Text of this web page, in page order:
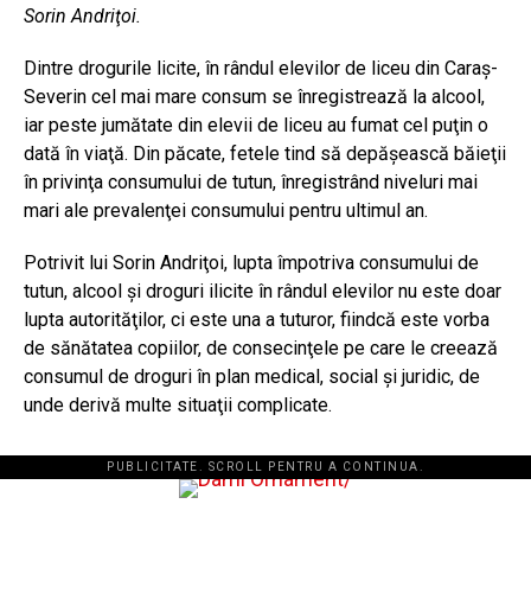
Sorin Andriţoi.
Dintre drogurile licite, în rândul elevilor de liceu din Caraş-
Severin cel mai mare consum se înregistrează la alcool,
iar peste jumătate din elevii de liceu au fumat cel puţin o
dată în viaţă. Din păcate, fetele tind să depăşească băieţii
în privinţa consumului de tutun, înregistrând niveluri mai
mari ale prevalenţei consumului pentru ultimul an.
Potrivit lui Sorin Andriţoi, lupta împotriva consumului de
tutun, alcool şi droguri ilicite în rândul elevilor nu este doar
lupta autorităţilor, ci este una a tuturor, fiindcă este vorba
de sănătatea copiilor, de consecinţele pe care le creează
consumul de droguri în plan medical, social şi juridic, de
unde derivă multe situaţii complicate.
PUBLICITATE. SCROLL PENTRU A CONTINUA.